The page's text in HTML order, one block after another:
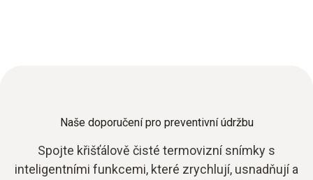
Naše doporučení pro preventivní údržbu
Spojte křišťálově čisté termovizní snímky s
inteligentními funkcemi, které zrychlují, usnadňují a